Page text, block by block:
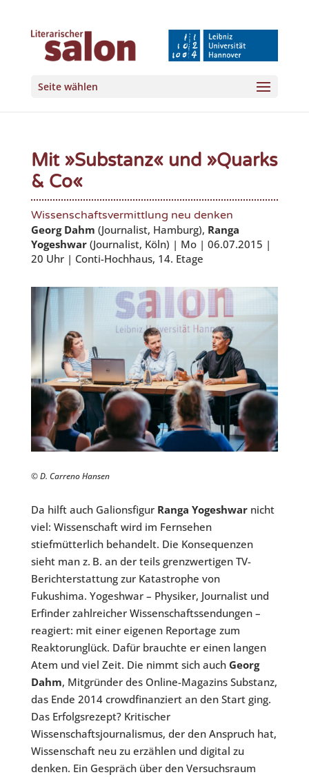
Seite wählen
Mit »Substanz« und »Quarks
& Co«
Wissenschaftsvermittlung neu denken
Georg Dahm (Journalist, Hamburg), Ranga
Yogeshwar (Journalist, Köln) | Mo | 06.07.2015 |
20 Uhr | Conti-Hochhaus, 14. Etage
© D. Carreno Hansen
Da hilft auch GalionsfigurRanga Yogeshwarnicht
viel: Wissenschaft wird im Fernsehen
stiefmütterlich behandelt. Die Konsequenzen
sieht man z. B. an der teils grenzwertigen TV-
Berichterstattung zur Katastrophe von
Fukushima. Yogeshwar – Physiker, Journalist und
Erfinder zahlreicher Wissenschaftssendungen –
reagiert: mit einer eigenen Reportage zum
Reaktorunglück. Dafür brauchte er einen langen
Atem und viel Zeit. Die nimmt sich auch Georg
Dahm, Mitgründer des Online-Magazins Substanz,
das Ende 2014 crowdfinanziert an den Start ging.
Das Erfolgsrezept? Kritischer
Wissenschaftsjournalismus, der den Anspruch hat,
Wissenschaft neu zu erzählen und digital zu
denken. Ein Gespräch über den Versuchsraum